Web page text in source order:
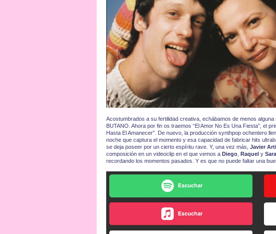
Acostumbrados a su fertilidad creativa, echábamos de menos
BUTANO. Ahora por fin os traemos “El Amor No Es Una Fiesta”, el
Hasta El Amanecer”. De nuevo, la producción synthpop ochentero
noche que captura el momento y esa capacidad de fabricar hits
se deja poseer por un cierto espíritu rave. Y, una vez más, Javier
composición en un videoclip en el que vemos a Diego, Raquely Sara
recordando los momentos pasados. Y es que no puede faltar una